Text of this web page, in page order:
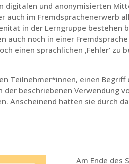
und anonymisierten
im Fremdsprachenerwerb
in der Lerngruppe bestehen
noch in einer
einen sprachlichen ‚Fehler‘
Teilnehmer*innen, einen Begriff
beschriebenen Verwendung
Anscheinend hatten sie durch
Am Ende des